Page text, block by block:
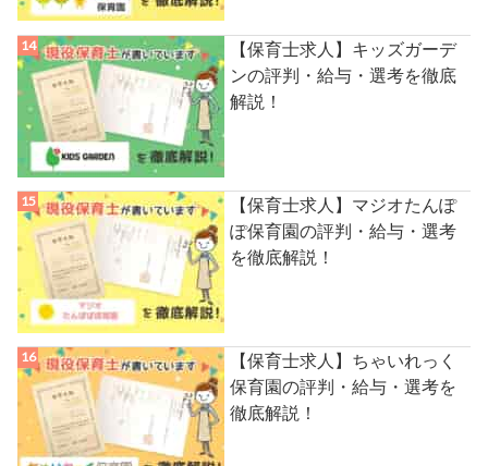
【保育士求人】キッズガーデ
ンの評判・給与・選考を徹底
解説！
【保育士求人】マジオたんぽ
ぽ保育園の評判・給与・選考
を徹底解説！
【保育士求人】ちゃいれっく
保育園の評判・給与・選考を
徹底解説！